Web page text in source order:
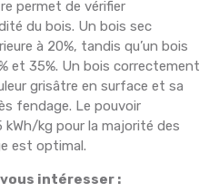
permet de vérifier
du bois. Un bois sec
à 20%, tandis qu’un bois
et 35%. Un bois correctement
grisâtre en surface et sa
fendage. Le pouvoir
kg pour la majorité des
est optimal.
intéresser :